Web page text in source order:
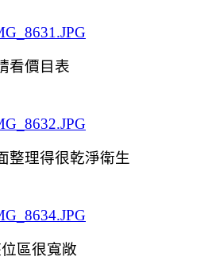
看價目表
整理得很乾淨衛生
區很寬敞